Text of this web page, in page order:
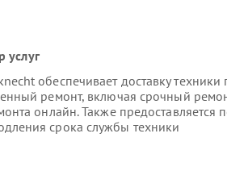
услуг
обеспечивает доставку
ремонт, включая срочный
онлайн. Также предоставляется
срока службы техники